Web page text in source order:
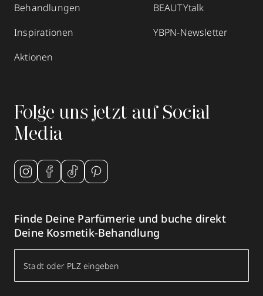
Behandlungen
Inspirationen
Aktionen
BEAUTYtalk
YBPN-Newsletter
Folge uns jetzt auf Social
Media
Finde Deine Parfümerie und buche direkt
Deine Kosmetik-Behandlung